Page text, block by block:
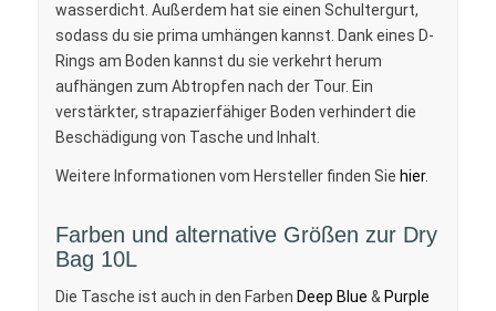
wasserdicht. Außerdem hat sie einen Schultergurt,
sodass du sie prima umhängen kannst. Dank eines D-
Rings am Boden kannst du sie verkehrt herum
aufhängen zum Abtropfen nach der Tour. Ein
verstärkter, strapazierfähiger Boden verhindert die
Beschädigung von Tasche und Inhalt.
Weitere Informationen vom Hersteller finden Sie hier.
Farben und alternative Größen zur Dry
Bag 10L
Die Tasche ist auch in den Farben Deep Blue & Purple